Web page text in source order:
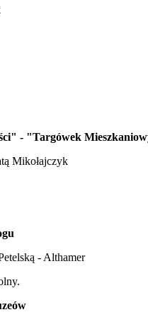
- "Targówek
Mikołajczyk
- Althamer